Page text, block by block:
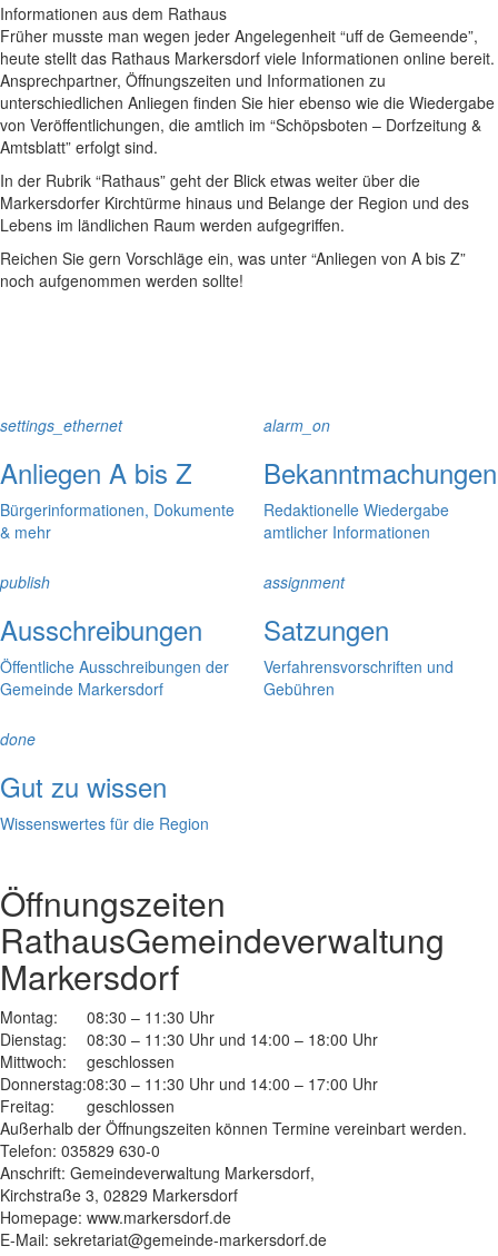
Informationen aus dem Rathaus
Früher musste man wegen jeder Angelegenheit “uff de Gemeende”,
heute stellt das Rathaus Markersdorf viele Informationen online bereit.
Ansprechpartner, Öffnungszeiten und Informationen zu
unterschiedlichen Anliegen finden Sie hier ebenso wie die Wiedergabe
von Veröffentlichungen, die amtlich im “Schöpsboten – Dorfzeitung &
Amtsblatt” erfolgt sind.
In der Rubrik “Rathaus” geht der Blick etwas weiter über die
Markersdorfer Kirchtürme hinaus und Belange der Region und des
Lebens im ländlichen Raum werden aufgegriffen.
Reichen Sie gern Vorschläge ein, was unter “Anliegen von A bis Z”
noch aufgenommen werden sollte!
settings_ethernet
Anliegen A bis Z
Bürgerinformationen, Dokumente
& mehr
alarm_on
Bekanntmachungen
Redaktionelle Wiedergabe
amtlicher Informationen
publish
Ausschreibungen
Öffentliche Ausschreibungen der
Gemeinde Markersdorf
assignment
Satzungen
Verfahrensvorschriften und
Gebühren
done
Gut zu wissen
Wissenswertes für die Region
Öffnungszeiten
RathausGemeindeverwaltung
Markersdorf
Montag:
08:30 – 11:30 Uhr
Dienstag:
08:30 – 11:30 Uhr und 14:00 – 18:00 Uhr
Mittwoch:
geschlossen
Donnerstag:08:30 – 11:30 Uhr und 14:00 – 17:00 Uhr
Freitag:
geschlossen
Außerhalb der Öffnungszeiten können Termine vereinbart werden.
Telefon: 035829 630-0
Anschrift: Gemeindeverwaltung Markersdorf,
Kirchstraße 3, 02829 Markersdorf
Homepage: www.markersdorf.de
E-Mail: sekretariat@gemeinde-markersdorf.de